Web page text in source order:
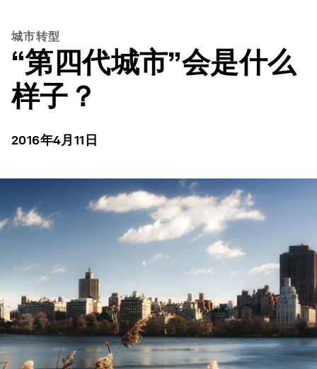
城市转型
“第四代城市”会是什么
样子？
2016年4月11日